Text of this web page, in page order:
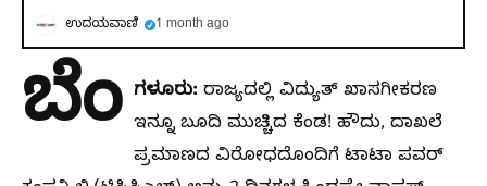
ಉದಯವಾಣಿ 1 month ago
ಬೆಂ ಗಳೂರು: ರಾಜ್ಯದಲ್ಲಿ ವಿದ್ಯುತ್‌ ಖಾಸಗೀಕರಣ
ಇನ್ನೂ ಬೂದಿ ಮುಚ್ಚಿದ ಕೆಂಡ! ಹೌದು, ದಾಖಲೆ
ಪ್ರಮಾಣದ ವಿರೋಧದೊಂದಿಗೆ ಟಾಟಾ ಪವರ್‌